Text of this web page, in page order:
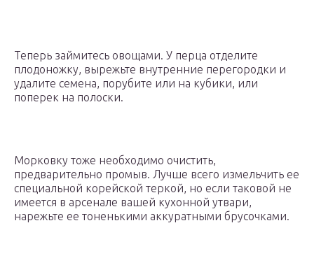
Теперь займитесь овощами. У перца отделите
плодоножку, вырежьте внутренние перегородки и
удалите семена, порубите или на кубики, или
поперек на полоски.
Морковку тоже необходимо очистить,
предварительно промыв. Лучше всего измельчить ее
специальной корейской теркой, но если таковой не
имеется в арсенале вашей кухонной утвари,
нарежьте ее тоненькими аккуратными брусочками.